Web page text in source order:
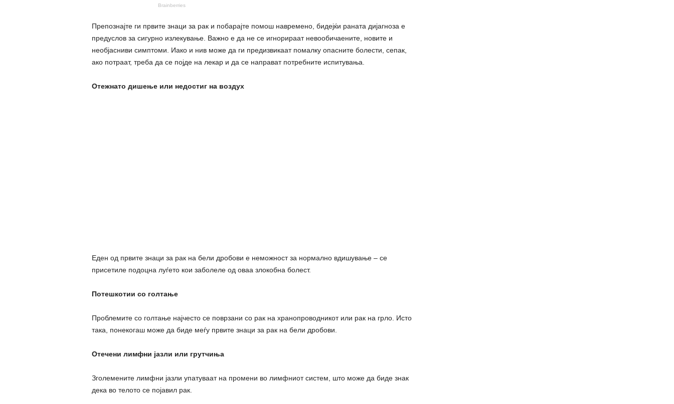
Препознајте ги првите знаци за рак и побарајте помош навремено, бидејќи раната дијагноза е
предуслов за сигурно излекување. Важно е да не се игнорираат невообичаените, новите и
необјасниви симптоми. Иако и нив може да ги предизвикаат помалку опасните болести, сепак,
ако потраат, треба да се појде на лекар и да се направат потребните испитувања.
Отежнато дишење или недостиг на воздух
Еден од првите знаци за рак на бели дробови е неможност за нормално вдишување – се
присетиле подоцна луѓето кои заболеле од оваа злокобна болест.
Потешкотии со голтање
Проблемите со голтање најчесто се поврзани со рак на хранопроводникот или рак на грло. Исто
така, понекогаш може да биде меѓу првите знаци за рак на бели дробови.
Отечени лимфни јазли или грутчиња
Зголемените лимфни јазли упатуваат на промени во лимфниот систем, што може да биде знак
дека во телото се појавил рак.